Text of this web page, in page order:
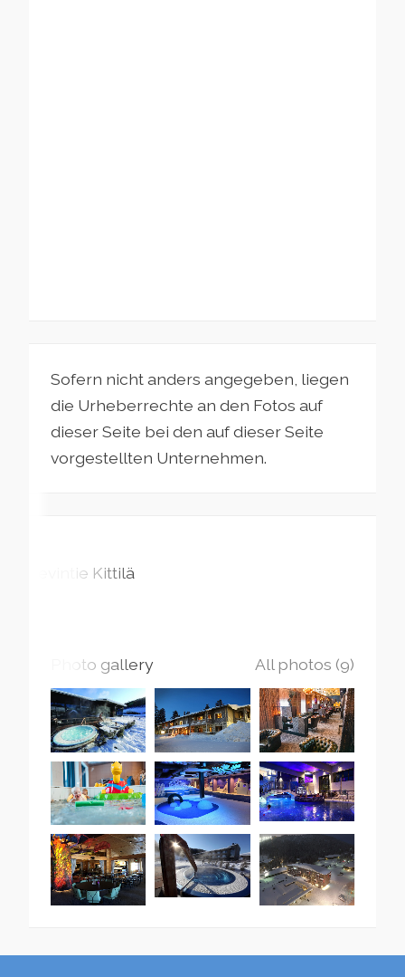
Sofern nicht anders angegeben, liegen
die Urheberrechte an den Fotos auf
dieser Seite bei den auf dieser Seite
vorgestellten Unternehmen.
Levintie Kittilä
Photo gallery All photos (9)